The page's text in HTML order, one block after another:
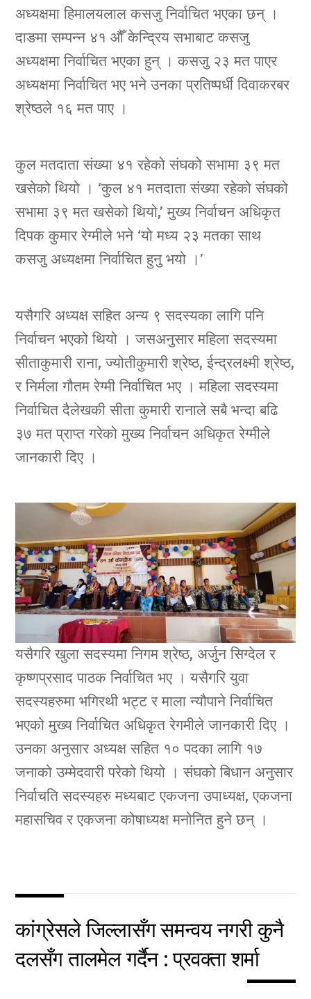
अध्यक्षमा हिमालयलाल कसजु निर्वाचित भएका छन् ।
दाङमा सम्पन्न ४१ औँ केन्द्रिय सभाबाट कसजु
अध्यक्षमा निर्वाचित भएका हुन् । कसजु २३ मत पाएर
अध्यक्षमा निर्वाचित भए भने उनका प्रतिष्पर्धी दिवाकरबर
श्रेष्ठले १६ मत पाए ।
कुल मतदाता संख्या ४१ रहेको संघको सभामा ३९ मत
खसेको थियो । ‘कुल ४१ मतदाता संख्या रहेको संघको
सभामा ३९ मत खसेको थियो,’ मुख्य निर्वाचन अधिकृत
दिपक कुमार रेग्मीले भने ‘यो मध्य २३ मतका साथ
कसजु अध्यक्षमा निर्वाचित हुनु भयो ।’
यसैगरि अध्यक्ष सहित अन्य ९ सदस्यका लागि पनि
निर्वाचन भएको थियो । जसअनुसार महिला सदस्यमा
सीताकुमारी राना, ज्योतीकुमारी श्रेष्ठ, ईन्द्रलक्ष्मी श्रेष्ठ,
र निर्मला गौतम रेग्मी निर्वाचित भए । महिला सदस्यमा
निर्वाचित दैलेखकी सीता कुमारी रानाले सबै भन्दा बढि
३७ मत प्राप्त गरेको मुख्य निर्वाचन अधिकृत रेग्मीले
जानकारी दिए ।
यसैगरि खुला सदस्यमा निगम श्रेष्ठ, अर्जुन सिग्देल र
कृष्णप्रसाद पाठक निर्वाचित भए । यसैगरि युवा
सदस्यहरुमा भगिरथी भट्ट र माला न्यौपाने निर्वाचित
भएको मुख्य निर्वाचित अधिकृत रेगमीले जानकारी दिए ।
उनका अनुसार अध्यक्ष सहित १० पदका लागि १७
जनाको उम्मेदवारी परेको थियो । संघको बिधान अनुसार
निर्वाचति सदस्यहरु मध्यबाट एकजना उपाध्यक्ष, एकजना
महासचिव र एकजना कोषाध्यक्ष मनोनित हुने छन् ।
कांग्रेसले जिल्लासँग समन्वय नगरी कुनै
दलसँग तालमेल गर्दैन : प्रवक्ता शर्मा